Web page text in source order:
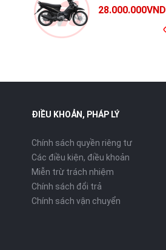
28.000.000VND
ĐIỀU KHOẢN, PHÁP LÝ
Chính sách quyền riêng tư
Các điều kiện, điều khoản
Miễn trừ trách nhiệm
Chính sách đổi trả
Chính sách vận chuyển